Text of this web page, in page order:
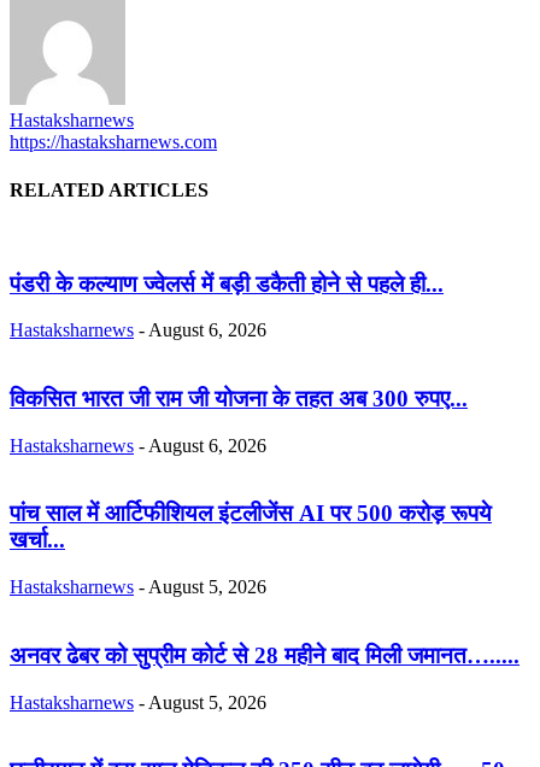
Hastaksharnews
https://hastaksharnews.com
RELATED ARTICLES
पंडरी के कल्याण ज्वेलर्स में बड़ी डकैती होने से पहले ही...
Hastaksharnews - August 6, 2026
विकसित भारत जी राम जी योजना के तहत अब 300 रुपए...
Hastaksharnews - August 6, 2026
पांच साल में आर्टिफीशियल इंटलीजेंस AI पर 500 करोड़ रूपये
खर्चा...
Hastaksharnews - August 5, 2026
अनवर ढेबर को सुप्रीम कोर्ट से 28 महीने बाद मिली जमानत….....
Hastaksharnews - August 5, 2026